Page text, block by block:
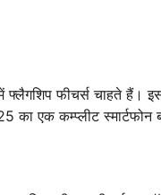
फीचर्स चाहते हैं।
का एक कम्प्लीट स्मार्टफोन